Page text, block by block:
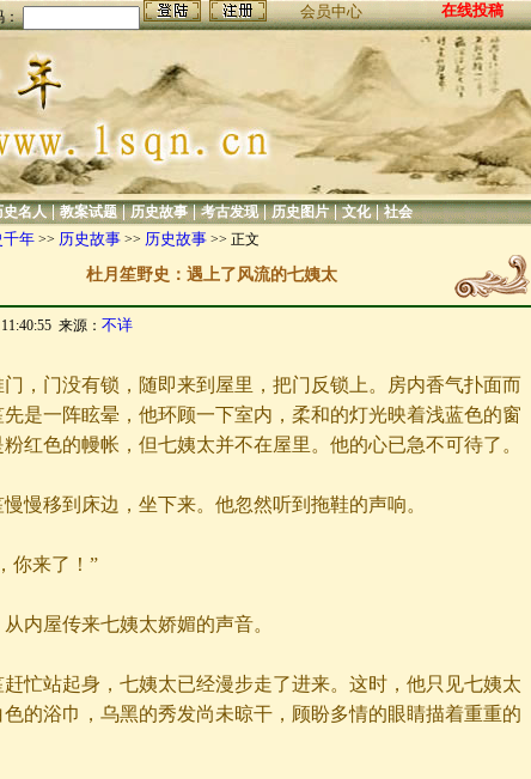
： 会员中心 在线投稿
史名人|教案试题|历史故事|考古发现|历史图片|文化|社会
千年>> 历史故事>> 历史故事>> 正文
杜月笙野史：遇上了风流的七姨太
来源： 不详
门没有锁，随即来到屋里，把门反锁上。房内香气扑面而
是一阵眩晕，他环顾一下室内，柔和的灯光映着浅蓝色的窗
红色的幔帐，但七姨太并不在屋里。他的心已急不可待了。
移到床边，坐下来。他忽然听到拖鞋的声响。
来了！”
屋传来七姨太娇媚的声音。
站起身，七姨太已经漫步走了进来。这时，他只见七姨太
的浴巾，乌黑的秀发尚未晾干，顾盼多情的眼睛描着重重的